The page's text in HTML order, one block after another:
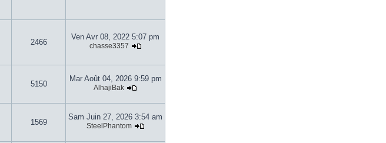
2466
Ven Avr 08, 2022 5:07 pm
chasse3357
5150
Mar Août 04, 2026 9:59 pm
AlhajiBak
1569
Sam Juin 27, 2026 3:54 am
SteelPhantom